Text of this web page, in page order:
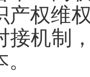
产权维
接机制